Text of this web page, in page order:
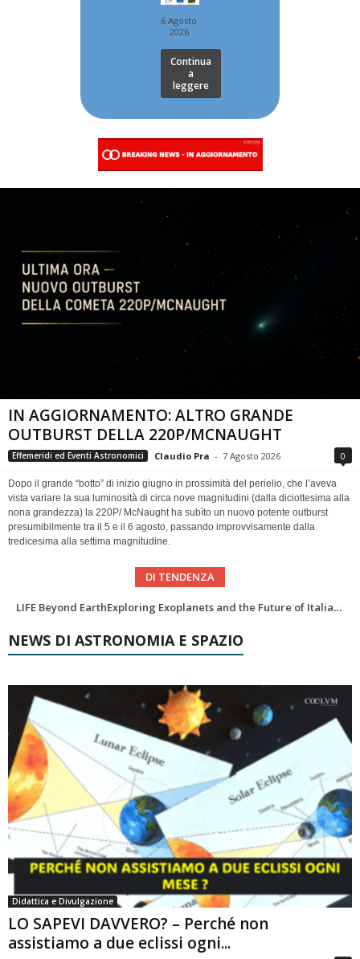
6 Agosto
2026
Continua
a
leggere
IN AGGIORNAMENTO: ALTRO GRANDE
OUTBURST DELLA 220P/MCNAUGHT
Effemeridi ed Eventi Astronomici Claudio Pra - 7 Agosto 2026 0
Dopo il grande “botto” di inizio giugno in prossimità del perielio, che l’aveva
vista variare la sua luminosità di circa nove magnitudini (dalla diciottesima alla
nona grandezza) la 220P/ McNaught ha subìto un nuovo potente outburst
presumibilmente tra il 5 e il 6 agosto, passando improvvisamente dalla
tredicesima alla settima magnitudine.
DI TENDENZA
In ricordo di Riccardo Pozzobon geologo dei mondi nascosti
Una volta qualcuno li usava
NEWS DI ASTRONOMIA E SPAZIO
Didattica e Divulgazione
LO SAPEVI DAVVERO? – Perché non
assistiamo a due eclissi ogni...